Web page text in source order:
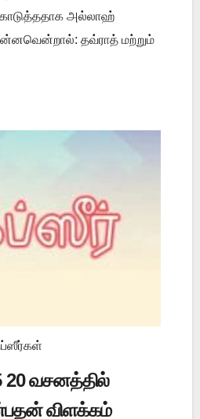
அல்லாஹ்
தவ்ராத் மற்றும்
20 வசனத்தில்
விளக்கம்